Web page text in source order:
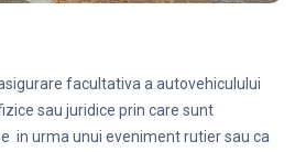
facultativa a autovehiculului
sau juridice prin care sunt
in urma unui eveniment rutier sau ca